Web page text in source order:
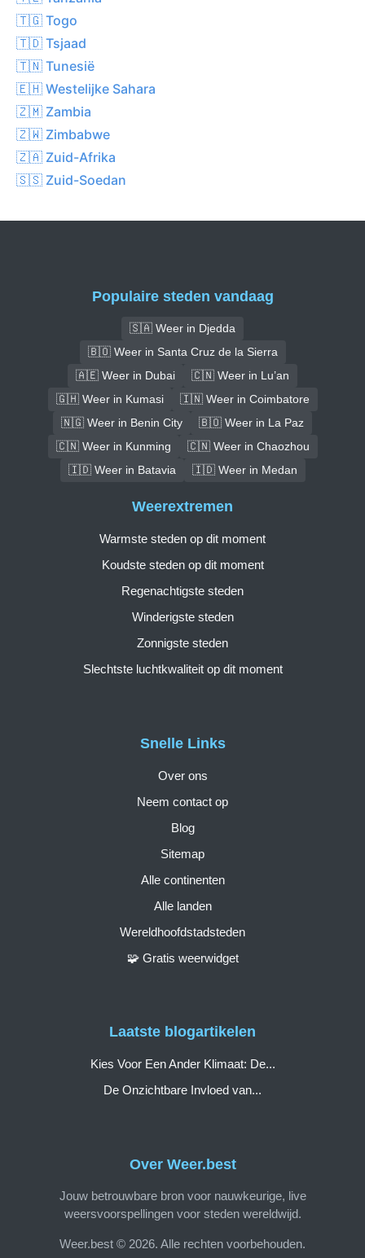
🇹🇬 Togo
🇹🇩 Tsjaad
🇹🇳 Tunesië
🇪🇭 Westelijke Sahara
🇿🇲 Zambia
🇿🇼 Zimbabwe
🇿🇦 Zuid-Afrika
🇸🇸 Zuid-Soedan
Populaire steden vandaag
🇸🇦 Weer in Djedda
🇧🇴 Weer in Santa Cruz de la Sierra
🇦🇪 Weer in Dubai
🇨🇳 Weer in Lu’an
🇬🇭 Weer in Kumasi
🇮🇳 Weer in Coimbatore
🇳🇬 Weer in Benin City
🇧🇴 Weer in La Paz
🇨🇳 Weer in Kunming
🇨🇳 Weer in Chaozhou
🇮🇩 Weer in Batavia
🇮🇩 Weer in Medan
Over Weer.best
Jouw betrouwbare bron voor nauwkeurige, live
weersvoorspellingen voor steden wereldwijd.
Weer.best © 2026. Alle rechten voorbehouden.
Snelle Links
Over ons
Neem contact op
Blog
Sitemap
Alle continenten
Alle landen
Wereldhoofdstadsteden
🧩 Gratis weerwidget
Weerextremen
Warmste steden op dit moment
Koudste steden op dit moment
Regenachtigste steden
Winderigste steden
Zonnigste steden
Slechtste luchtkwaliteit op dit moment
Laatste blogartikelen
Kies Voor Een Ander Klimaat: De...
De Onzichtbare Invloed van...